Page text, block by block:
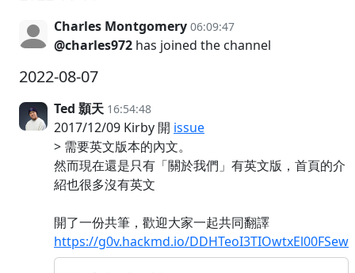
Charles Montgomery 06:09:47
@charles972 has joined the channel
2022-08-07
Ted 顥天 16:54:48
2017/12/09 Kirby 開 issue
> 需要英文版本的內文。
然而現在還是只有「關於我們」有英文版，首頁的介
紹也很多沒有英文
開了一份共筆，歡迎大家一起共同翻譯
https://g0v.hackmd.io/DDHTeoI3TIOwtxEl00FSew